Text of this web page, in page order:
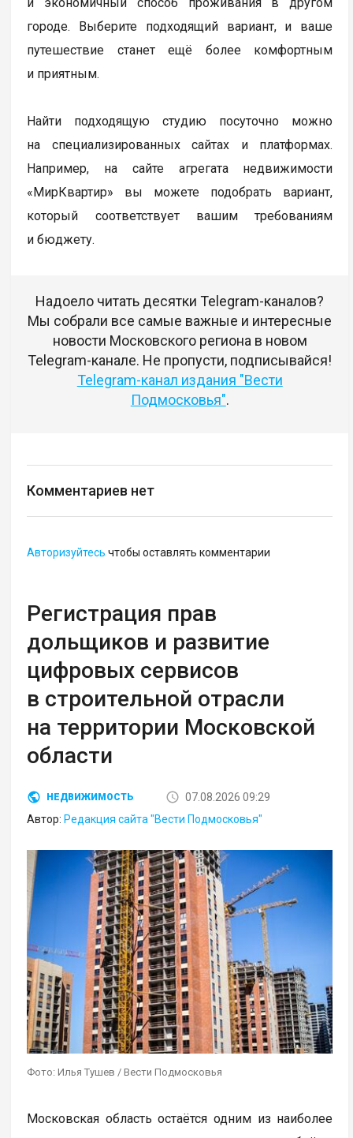
городе. Выберите подходящий вариант, и ваше
путешествие станет ещё более комфортным
и приятным.
Найти подходящую студию посуточно можно
на специализированных сайтах и платформах.
Например, на сайте агрегата недвижимости
«МирКвартир» вы можете подобрать вариант,
который соответствует вашим требованиям
и бюджету.
Надоело читать десятки Telegram-каналов?
Мы собрали все самые важные и интересные
новости Московского региона в новом
Telegram-канале. Не пропусти, подписывайся!
Telegram-канал издания "Вести
Подмосковья".
Комментариев нет
Авторизуйтесь чтобы оставлять комментарии
Регистрация прав
дольщиков и развитие
цифровых сервисов
в строительной отрасли
на территории Московской
области
НЕДВИЖИМОСТЬ
07.08.2026 09:29
Автор: Редакция сайта "Вести Подмосковья"
Фото: Илья Тушев / Вести Подмосковья
Московская область остаётся одним из наиболее